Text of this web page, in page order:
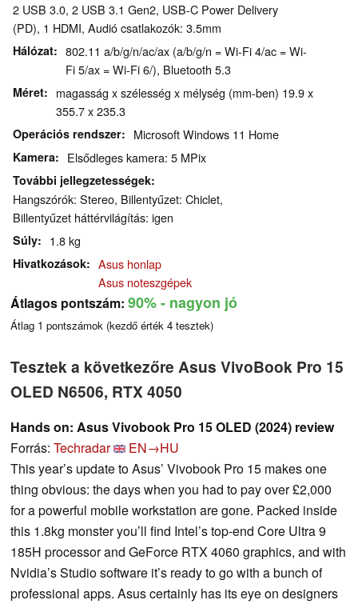
2 USB 3.0, 2 USB 3.1 Gen2, USB-C Power Delivery
(PD), 1 HDMI, Audió csatlakozók: 3.5mm
Hálózat
802.11 a/b/g/n/ac/ax (a/b/g/n = Wi-Fi 4/ac = Wi-
Fi 5/ax = Wi-Fi 6/), Bluetooth 5.3
Méret
magasság x szélesség x mélység (mm-ben) 19.9 x
355.7 x 235.3
Operációs rendszer Microsoft Windows 11 Home
Kamera Elsődleges kamera: 5 MPix
További jellegzetességek
Hangszórók: Stereo, Billentyűzet: Chiclet,
Billentyűzet háttérvilágítás: igen
Súly 1.8 kg
Hivatkozások
Asus honlap
Asus noteszgépek
Átlagos pontszám: 90%- nagyon jó
Átlag 1 pontszámok (kezdő érték 4 tesztek)
Tesztek a következőre Asus VivoBook Pro 15
OLED N6506, RTX 4050
Hands on: Asus Vivobook Pro 15 OLED (2024) review
Forrás: Techradar
EN→HU
This year’s update to Asus’ Vivobook Pro 15 makes one
thing obvious: the days when you had to pay over £2,000
for a powerful mobile workstation are gone. Packed inside
this 1.8kg monster you’ll find Intel’s top-end Core Ultra 9
185H processor and GeForce RTX 4060 graphics, and with
Nvidia’s Studio software it’s ready to go with a bunch of
professional apps. Asus certainly has its eye on designers